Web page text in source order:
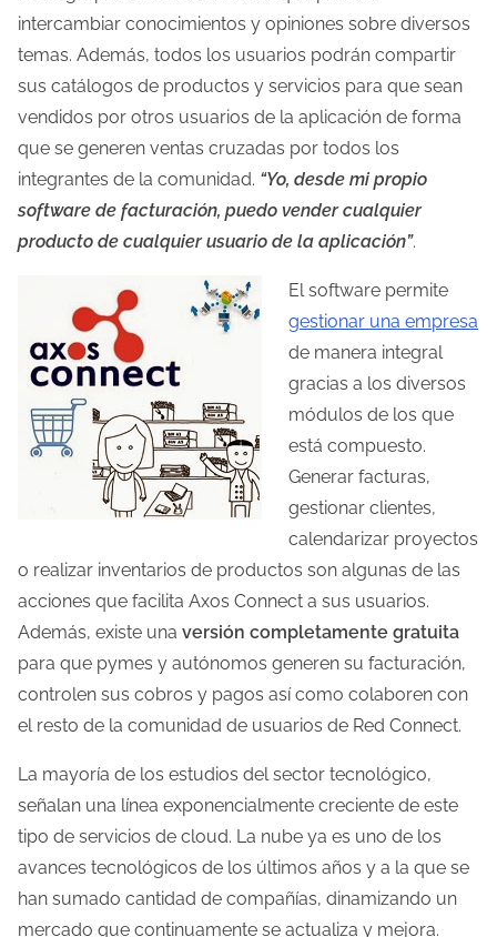
intercambiar conocimientos y opiniones sobre diversos
temas. Además, todos los usuarios podrán compartir
sus catálogos de productos y servicios para que sean
vendidos por otros usuarios de la aplicación de forma
que se generen ventas cruzadas por todos los
integrantes de la comunidad. “Yo, desde mi propio
software de facturación, puedo vender cualquier
producto de cualquier usuario de la aplicación”.
El software permite
gestionar una empresa
de manera integral
gracias a los diversos
módulos de los que
está compuesto.
Generar facturas,
gestionar clientes,
calendarizar proyectos
o realizar inventarios de productos son algunas de las
acciones que facilita Axos Connect a sus usuarios.
Además, existe una versión completamente gratuita
para que pymes y autónomos generen su facturación,
controlen sus cobros y pagos así como colaboren con
el resto de la comunidad de usuarios de Red Connect.
La mayoría de los estudios del sector tecnológico,
señalan una línea exponencialmente creciente de este
tipo de servicios de cloud. La nube ya es uno de los
avances tecnológicos de los últimos años y a la que se
han sumado cantidad de compañías, dinamizando un
mercado que continuamente se actualiza y mejora.